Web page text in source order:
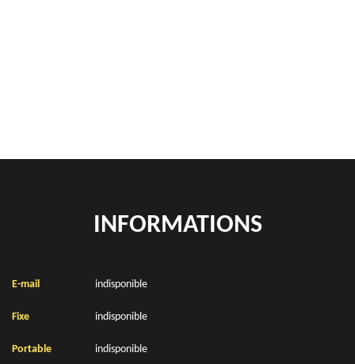
INFORMATIONS
E-mail indisponible
Fixe indisponible
Portable indisponible